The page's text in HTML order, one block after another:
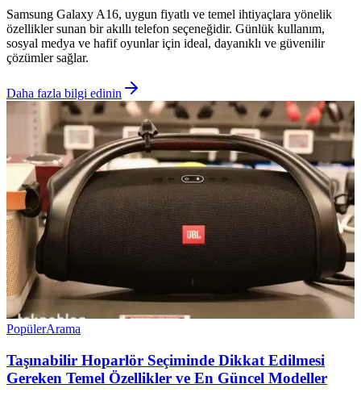
Samsung Galaxy A16, uygun fiyatlı ve temel ihtiyaçlara yönelik
özellikler sunan bir akıllı telefon seçeneğidir. Günlük kullanım,
sosyal medya ve hafif oyunlar için ideal, dayanıklı ve güvenilir
çözümler sağlar.
Daha fazla bilgi edinin
PopülerArama
Taşınabilir Hoparlör Seçiminde Dikkat Edilmesi
Gereken Temel Özellikler ve En Güncel Modeller